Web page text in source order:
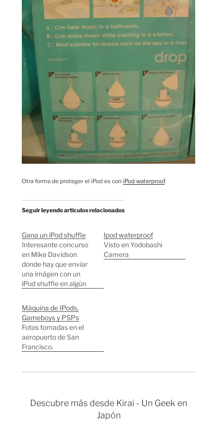
Otra forma de proteger el iPod es con iPod waterproof.
Seguir leyendo artículos relacionados
Gana un iPod shuffle
Interesante concurso
en Mike Davidson
donde hay que enviar
una imágen con un
iPod shuffle en algún
composición que más
le guste a Mike gana
un iPod shuffle.
Imagen de uno de los
concursantes. Imagen
concursantes.
Ipod waterproof
Visto en Yodobashi
Camera
Máquina de IPods,
Gameboys y PSPs
Fotos tomadas en el
aeropuerto de San
Francisco.
Descubre más desde Kirai - Un Geek en
Japón